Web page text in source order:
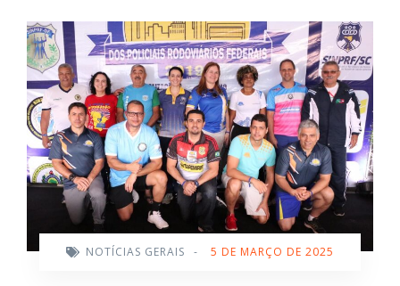
NOTÍCIAS GERAIS - 5 DE MARÇO DE 2025